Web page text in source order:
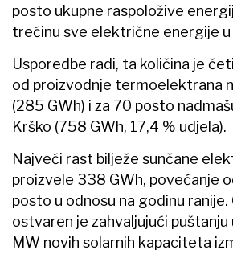
posto ukupne raspoložive
trećinu sve električne energije u
Usporedbe radi, ta količina je
od proizvodnje termoelektrana
(285 GWh) i za 70 posto
Krško (758 GWh, 17,4 % udjela).
Najveći rast bilježe sunčane
proizvele 338 GWh, povećanje
posto u odnosu na godinu
ostvaren je zahvaljujući
MW novih solarnih kapaciteta